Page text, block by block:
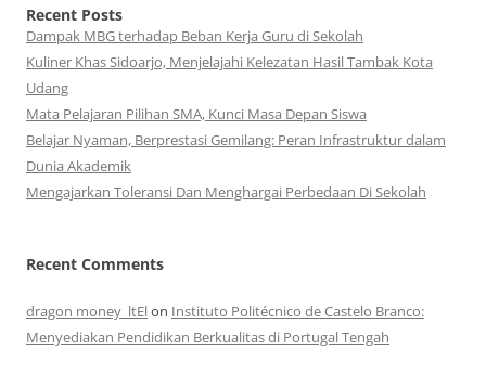
Recent Posts
Dampak MBG terhadap Beban Kerja Guru di Sekolah
Kuliner Khas Sidoarjo, Menjelajahi Kelezatan Hasil Tambak Kota
Udang
Mata Pelajaran Pilihan SMA, Kunci Masa Depan Siswa
Belajar Nyaman, Berprestasi Gemilang: Peran Infrastruktur dalam
Dunia Akademik
Mengajarkan Toleransi Dan Menghargai Perbedaan Di Sekolah
Recent Comments
dragon money_ltElon Instituto Politécnico de Castelo Branco:
Menyediakan Pendidikan Berkualitas di Portugal Tengah